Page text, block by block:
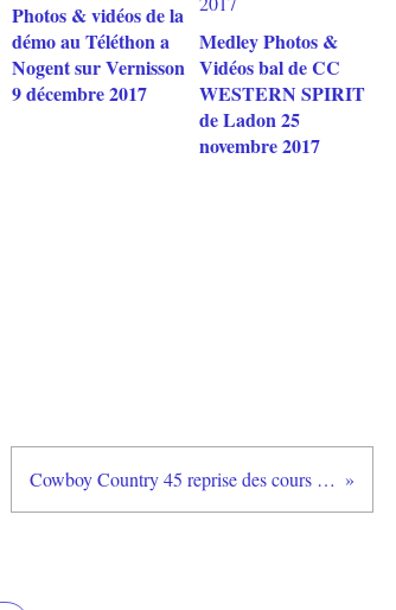
Photos & vidéos de la
démo au Téléthon a
Nogent sur Vernisson
9 décembre 2017
Medley Photos &
Vidéos bal de CC
WESTERN SPIRIT
de Ladon 25
novembre 2017
Cowboy Country 45 reprise des cours le 26 Septembre 2012